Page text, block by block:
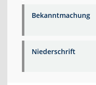
Bekanntmachung
Niederschrift